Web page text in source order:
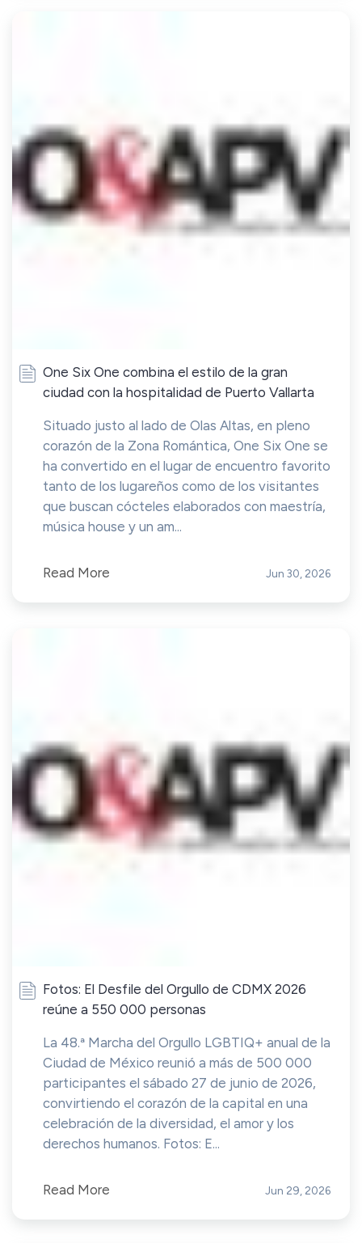
One Six One combina el estilo de la gran
ciudad con la hospitalidad de Puerto Vallarta
Situado justo al lado de Olas Altas, en pleno
corazón de la Zona Romántica, One Six One se
ha convertido en el lugar de encuentro favorito
tanto de los lugareños como de los visitantes
que buscan cócteles elaborados con maestría,
música house y un am...
Read More Jun 30, 2026
Fotos: El Desfile del Orgullo de CDMX 2026
reúne a 550 000 personas
La 48.ª Marcha del Orgullo LGBTIQ+ anual de la
Ciudad de México reunió a más de 500 000
participantes el sábado 27 de junio de 2026,
convirtiendo el corazón de la capital en una
celebración de la diversidad, el amor y los
derechos humanos. Fotos: E...
Read More Jun 29, 2026